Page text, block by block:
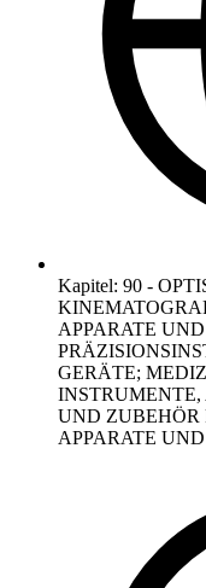
Kapitel: 90 -
APPARATE
GERÄTE;
INSTRUMENTE,
UND ZUBEHÖR
APPARATE